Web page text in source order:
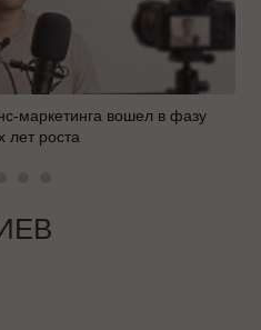
маркетинга вошел в фазу
лет роста